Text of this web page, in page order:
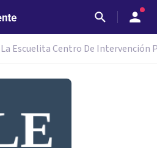
La Escuelita Centro De Intervención